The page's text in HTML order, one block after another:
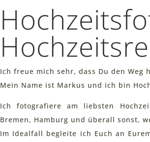
Ich freue mich sehr, dass Du den Weg
Mein Name ist Markus und ich bin
Ich fotografiere am liebsten
Bremen, Hamburg und überall sonst,
Im Idealfall begleite ich Euch an